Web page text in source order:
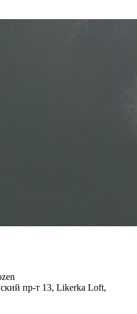
пр-т 13, Likerka Loft,